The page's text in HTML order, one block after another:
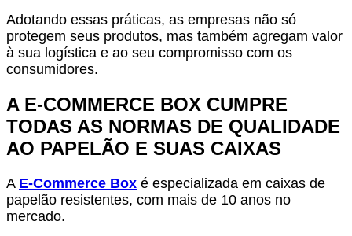
Adotando essas práticas, as empresas não só
protegem seus produtos, mas também agregam valor
à sua logística e ao seu compromisso com os
consumidores.
A E-COMMERCE BOX CUMPRE
TODAS AS NORMAS DE QUALIDADE
AO PAPELÃO E SUAS CAIXAS
A E-Commerce Box é especializada em caixas de
papelão resistentes, com mais de 10 anos no
mercado.